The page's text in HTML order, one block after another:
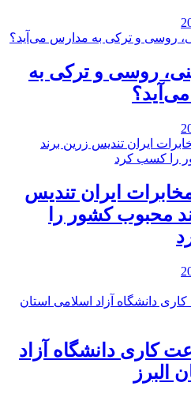
روسی و ترکی به
ایران تندیس
محبوب کشور را
کاری دانشگاه آزاد
البرز